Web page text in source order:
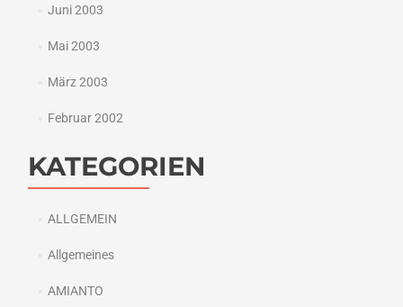
Juni 2003
Mai 2003
März 2003
Februar 2002
KATEGORIEN
ALLGEMEIN
Allgemeines
AMIANTO